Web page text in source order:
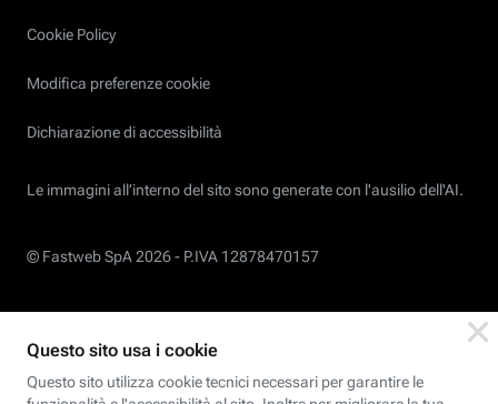
Cookie Policy
Modifica preferenze cookie
Dichiarazione di accessibilità
Le immagini all’interno del sito sono generate con l'ausilio dell'AI.
© Fastweb SpA 2026 - P.IVA 12878470157